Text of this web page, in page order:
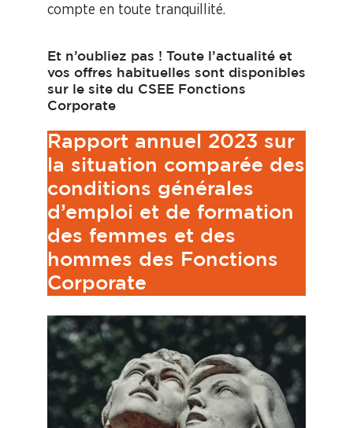
compte en toute tranquillité.
Et n’oubliez pas ! Toute l’actualité et
vos offres habituelles sont disponibles
sur le site du CSEE Fonctions
Corporate
Rapport annuel 2023 sur
la situation comparée des
conditions générales
d’emploi et de formation
des femmes et des
hommes des Fonctions
Corporate